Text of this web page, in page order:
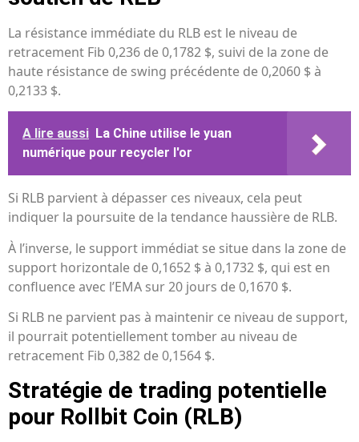
La résistance immédiate du RLB est le niveau de
retracement Fib 0,236 de 0,1782 $, suivi de la zone de
haute résistance de swing précédente de 0,2060 $ à
0,2133 $.
A lire aussi La Chine utilise le yuan
numérique pour recycler l'or
Si RLB parvient à dépasser ces niveaux, cela peut
indiquer la poursuite de la tendance haussière de RLB.
À l’inverse, le support immédiat se situe dans la zone de
support horizontale de 0,1652 $ à 0,1732 $, qui est en
confluence avec l’EMA sur 20 jours de 0,1670 $.
Si RLB ne parvient pas à maintenir ce niveau de support,
il pourrait potentiellement tomber au niveau de
retracement Fib 0,382 de 0,1564 $.
Stratégie de trading potentielle
pour Rollbit Coin (RLB)